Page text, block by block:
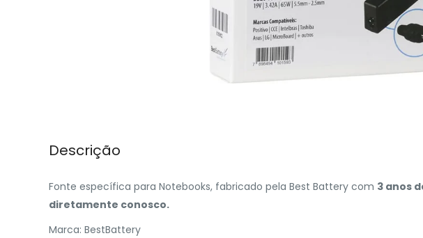
Descrição
Fonte específica para Notebooks, fabricado pela Best Battery com 3 anos
diretamente conosco.
Marca: BestBattery